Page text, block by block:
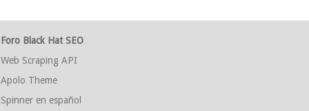
Foro Black Hat SEO
Web Scraping API
Apolo Theme
Spinner en español